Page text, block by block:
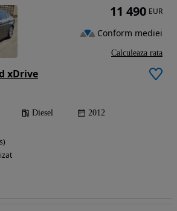
xDrive
Diesel 2012
11 490 EUR
Conform mediei
Calculeaza rata